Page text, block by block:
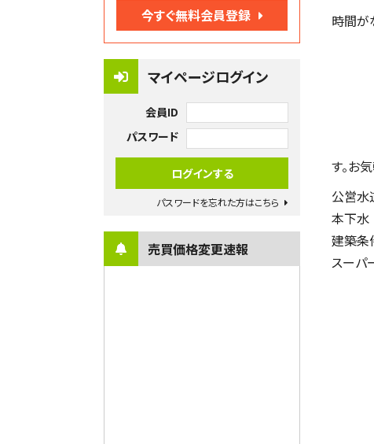
今すぐ無料会員登録
マイページログイン
会員ID
パスワード
パスワードを忘れた方はこちら
売買価格変更速報
時間が
す。お
公営水
本下水
建築条
スーパ